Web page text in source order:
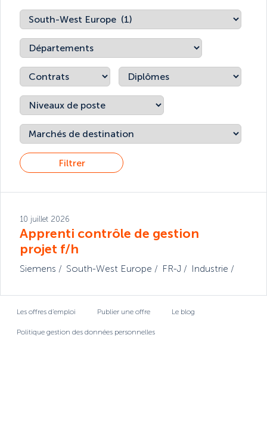
Filtrer
10 juillet 2026
Apprenti contrôle de gestion
projet f/h
Siemens South-West Europe FR-J Industrie
Les offres d’emploi Publier une offre Le blog
Politique gestion des données personnelles